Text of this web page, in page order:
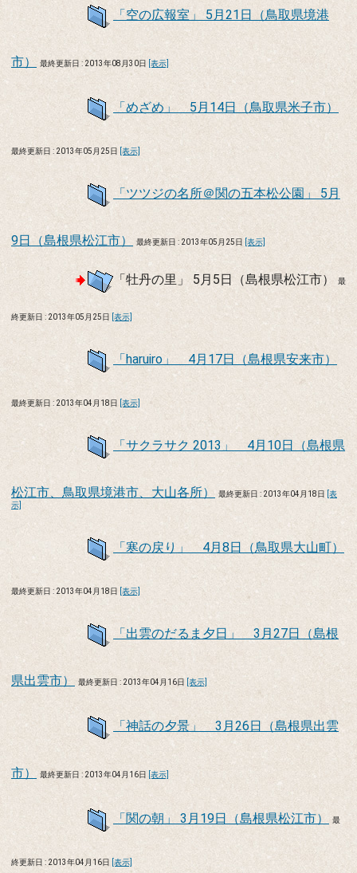
「空の広報室」 5月21日（鳥取県境港
市） 最終更新日 : 2013年08月30日 [表示]
「めざめ」 5月14日（鳥取県米子市）
最終更新日 : 2013年05月25日 [表示]
「ツツジの名所＠関の五本松公園」 5月
9日（島根県松江市） 最終更新日 : 2013年05月25日 [表示]
「牡丹の里」 5月5日（島根県松江市） 最
終更新日 : 2013年05月25日 [表示]
「haruiro」 4月17日（島根県安来市）
最終更新日 : 2013年04月18日 [表示]
「サクラサク 2013」 4月10日（島根県
松江市、鳥取県境港市、大山各所） 最終更新日 : 2013年04月18日
[表
示]
「寒の戻り」 4月8日（鳥取県大山町）
最終更新日 : 2013年04月18日 [表示]
「出雲のだるま夕日」 3月27日（島根
県出雲市） 最終更新日 : 2013年04月16日 [表示]
「神話の夕景」 3月26日（島根県出雲
市） 最終更新日 : 2013年04月16日 [表示]
「関の朝」 3月19日（島根県松江市） 最
終更新日 : 2013年04月16日 [表示]